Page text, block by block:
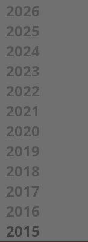
2026
2025
2024
2023
2022
2021
2020
2019
2018
2017
2016
2015